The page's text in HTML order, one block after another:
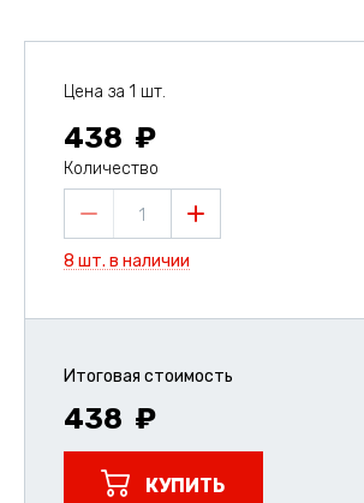
Цена за 1 шт.
438
Количество
1
8 шт. в наличии
Итоговая стоимость
438
КУПИТЬ